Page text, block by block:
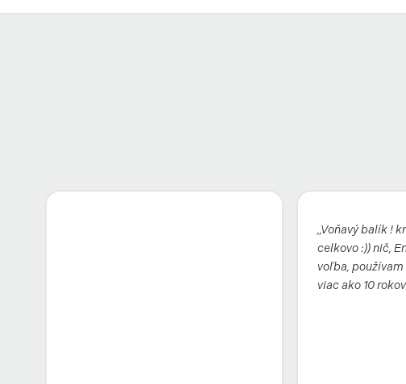
„Voňavý balík !
celkovo :)) nič,
voľba,
viac ako 10